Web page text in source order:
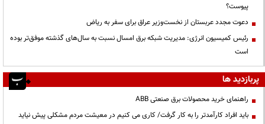
پیوست؟
دعوت مجدد عربستان از نخست‌وزیر عراق برای سفر به ریاض
رئیس کمیسیون انرژی: مدیریت شبکه برق امسال نسبت به سال‌های گذشته موفق‌تر بوده
است
پربازدید ها
راهنمای خرید محصولات برق صنعتی ABB
باید افراد کارآمدتر را به کار گرفت/ کاری می کنیم در معیشت مردم مشکلی پیش نیاید